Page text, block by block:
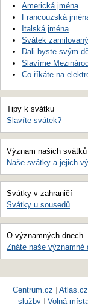
Americká jména
Francouzská
Italská jména
Svátek
Dali byste svým
Slavíme
Co říkáte na
Tipy k svátku
Slavíte svátek?
Význam našich svátků
Naše svátky a jejich
Svátky v zahraničí
Svátky u sousedů
O významných dnech
Znáte naše významné
Centrum.cz Atlas.cz
služby
Volná